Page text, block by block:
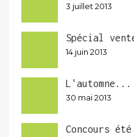
3 juillet 2013
Spécial
14 juin 2013
30 mai 2013
Concours